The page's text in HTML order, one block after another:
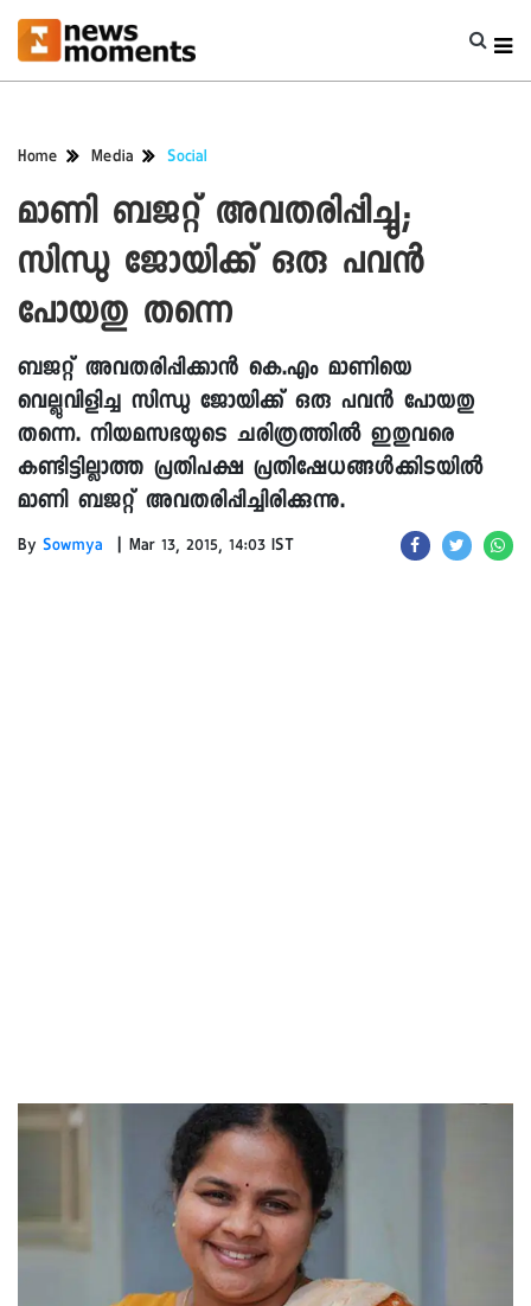
Home Media Social
മാണി ബജറ്റ് അവതരിപ്പിച്ചു;
സിന്ധു ജോയിക്ക് ഒരു പവൻ
പോയതു തന്നെ
ബജറ്റ് അവതരിപ്പിക്കാൻ കെ.എം മാണിയെ
വെല്ലുവിളിച്ച സിന്ധു ജോയിക്ക് ഒരു പവൻ പോയതു
തന്നെ. നിയമസഭയുടെ ചരിത്രത്തിൽ ഇതുവരെ
കണ്ടിട്ടില്ലാത്ത പ്രതിപക്ഷ പ്രതിഷേധങ്ങൾക്കിടയിൽ
മാണി ബജറ്റ് അവതരിപ്പിച്ചിരിക്കുന്നു.
By Sowmya | Mar 13, 2015, 14:03 IST